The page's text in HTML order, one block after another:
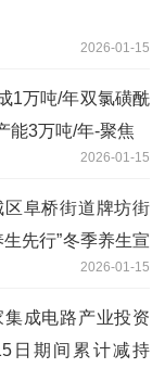
2026-01-15
1万吨/年双氯磺酰
能3万吨/年-聚焦
2026-01-15
阜桥街道牌坊街
先行”冬季养生宣
2026-01-15
成电路产业投资
日期间累计减持